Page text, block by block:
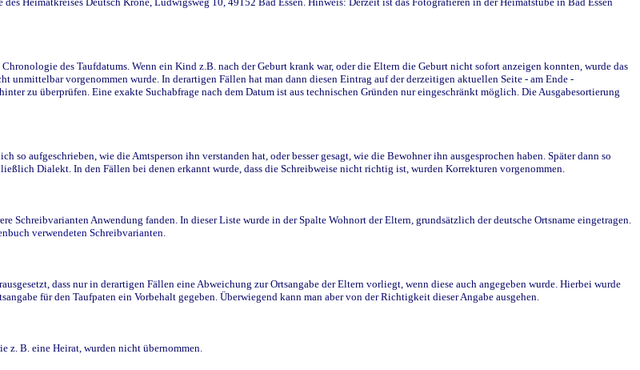
des Taufdatums. Wenn ein Kind z.B. nach der Geburt krank war, oder die Eltern die Geburt nicht sofort anzeigen konnten, wurde das
unmittelbar vorgenommen wurde. In derartigen Fällen hat man dann diesen Eintrag auf der derzeitigen aktuellen Seite - am Ende -
zu überprüfen. Eine exakte Suchabfrage nach dem Datum ist aus technischen Gründen nur eingeschränkt möglich. Die Ausgabesortierung
aufgeschrieben, wie die Amtsperson ihn verstanden hat, oder besser gesagt, wie die Bewohner ihn ausgesprochen haben. Später dann so
Dialekt. In den Fällen bei denen erkannt wurde, dass die Schreibweise nicht richtig ist, wurden Korrekturen vorgenommen.
Schreibvarianten Anwendung fanden. In dieser Liste wurde in der Spalte Wohnort der Eltern, grundsätzlich der deutsche Ortsname eingetragen.
verwendeten Schreibvarianten.
dass nur in derartigen Fällen eine Abweichung zur Ortsangabe der Eltern vorliegt, wenn diese auch angegeben wurde. Hierbei wurde
für den Taufpaten ein Vorbehalt gegeben. Überwiegend kann man aber von der Richtigkeit dieser Angabe ausgehen.
z. B. eine Heirat, wurden nicht übernommen.